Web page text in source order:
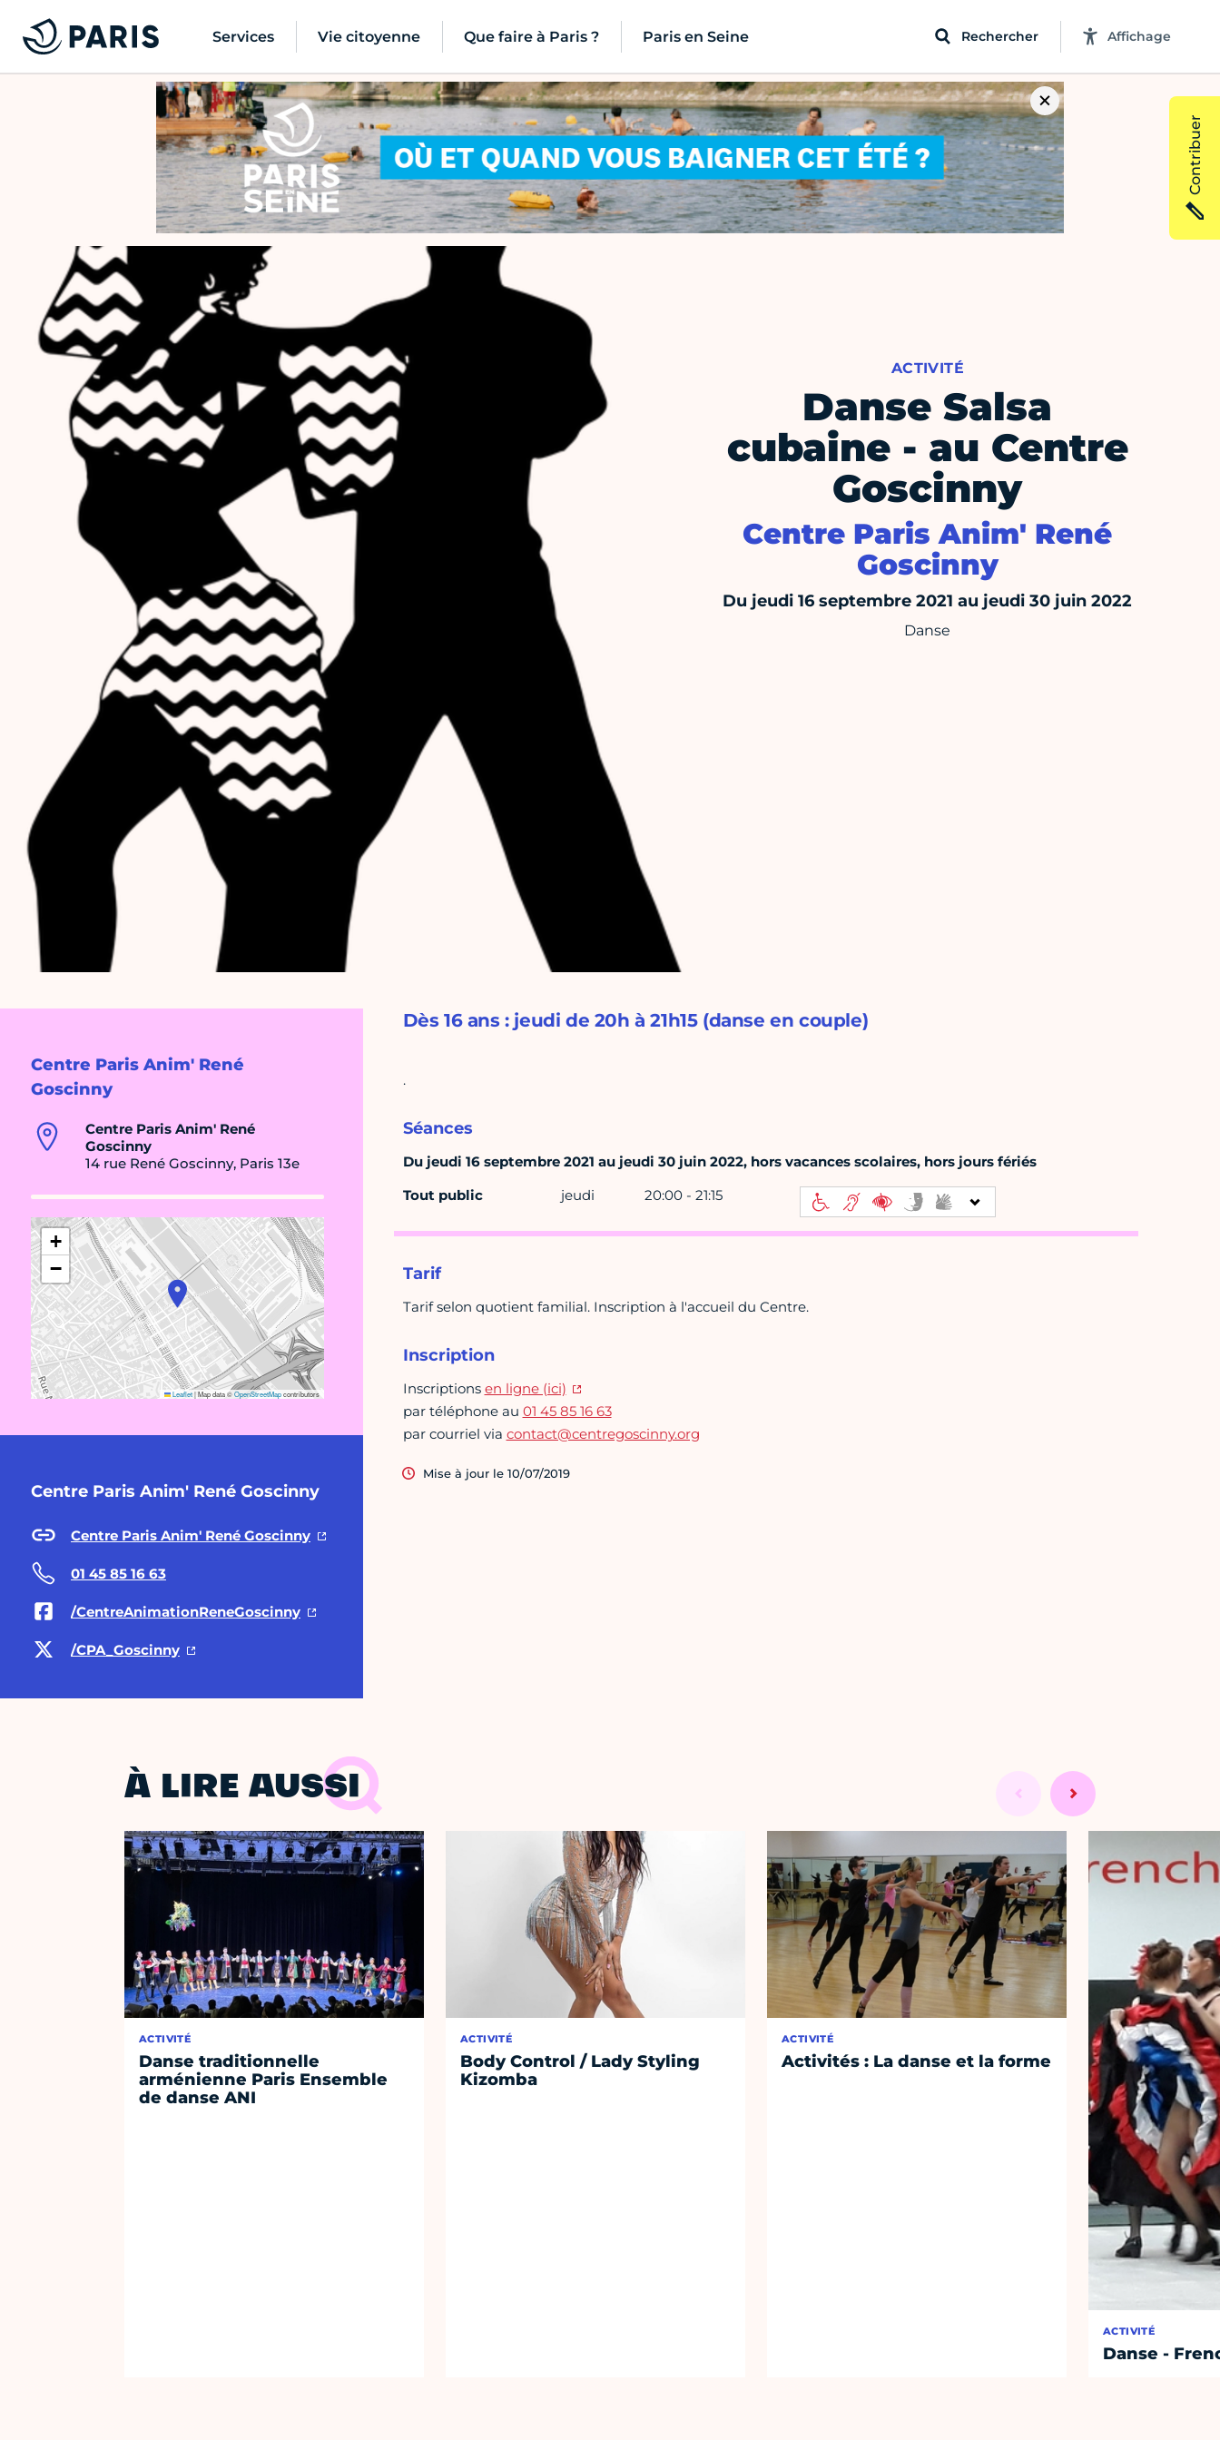
Services Vie citoyenne Que faire à Paris ? Paris en Seine Rechercher Affichage
ACTIVITÉ
Danse Salsa
cubaine - au Centre
Goscinny
Centre Paris Anim' René
Goscinny
Du jeudi 16 septembre 2021 au jeudi 30 juin 2022
Danse
Centre Paris Anim' René
Goscinny
Centre Paris Anim' René
Goscinny
14 rue René Goscinny, Paris 13e
+
−
Leaflet|Map data ©OpenStreetMapcontributors
Centre Paris Anim' René Goscinny
Centre Paris Anim' René Goscinny
01 45 85 16 63
/CentreAnimationReneGoscinny
/CPA_Goscinny
Dès 16 ans : jeudi de 20h à 21h15 (danse en couple)
.
Séances
Du jeudi 16 septembre 2021 au jeudi 30 juin 2022, hors vacances scolaires, hors jours fériés
Tout public
jeudi 20:00 - 21:15
Tarif
Tarif selon quotient familial. Inscription à l'accueil du Centre.
Inscription
Inscriptions en ligne (ici)
par téléphone au 01 45 85 16 63
par courriel via contact@centregoscinny.org
Mise à jour le 10/07/2019
À LIRE AUSSI
ACTIVITÉ
Danse traditionnelle
arménienne Paris Ensemble
de danse ANI
ACTIVITÉ
Body Control / Lady Styling
Kizomba
ACTIVITÉ
Activités : La danse et la forme
ACTIVITÉ
Danse -
Contribuer